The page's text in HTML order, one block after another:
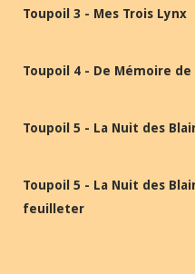
Toupoil 3 - Mes Trois Lynx
Toupoil 4 - De Mémoire de
Toupoil 5 - La Nuit des
Toupoil 5 - La Nuit des
feuilleter